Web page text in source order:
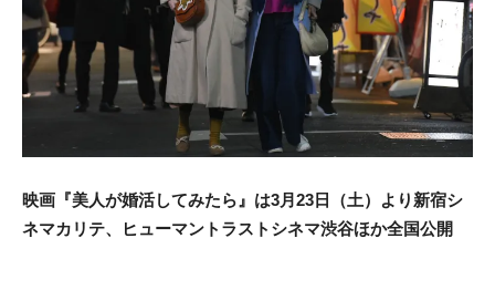
映画『美人が婚活してみたら』は3月23日（土）より新宿シ
ネマカリテ、ヒューマントラストシネマ渋谷ほか全国公開